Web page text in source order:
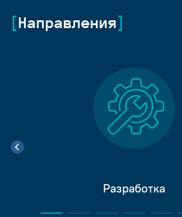
Направления
Разработка